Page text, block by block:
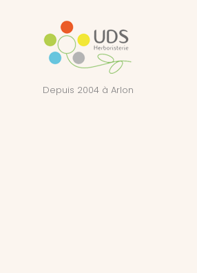
Depuis 2004 à Arlon